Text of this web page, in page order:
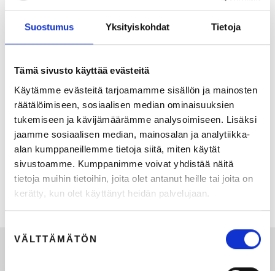
Suostumus Yksityiskohdat Tietoja
Tämä sivusto käyttää evästeitä
Käytämme evästeitä tarjoamamme sisällön ja mainosten
räätälöimiseen, sosiaalisen median ominaisuuksien
tukemiseen ja kävijämäärämme analysoimiseen. Lisäksi
jaamme sosiaalisen median, mainosalan ja analytiikka-
alan kumppaneillemme tietoja siitä, miten käytät
sivustoamme. Kumppanimme voivat yhdistää näitä
tietoja muihin tietoihin, joita olet antanut heille tai joita on
kerätty, kun olet käyttänyt heidän palvelujaan.
valinta
VÄLTTÄMÄTÖN
KATSO TALLENNE: MK Aamukahviseura 19.5.2026:
Työnantajabrändi jää usein kahden tuolin väliin – apua
markkinoinnin ja HR:n yhteistyöhön
12.5.2026 1min lukuaika